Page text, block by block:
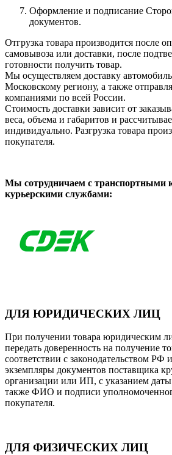
Оформление и подписание
документов.
Отгрузка товара производится после
самовывоза или доставки, после
готовности получить товар.
Мы осуществляем доставку
Московскому региону, а также
компаниями по всей России.
Стоимость доставки зависит от
веса, объема и габаритов и
индивидуально. Разгрузка товара
покупателя.
Мы сотрудничаем с транспортными
курьерскими службами:
ДЛЯ ЮРИДИЧЕСКИХ ЛИЦ
При получении товара юридическим
передать доверенность на получение
соответствии с законодательством РФ
экземпляры документов поставщика
организации или ИП, с указанием
также ФИО и подписи
покупателя.
ДЛЯ ФИЗИЧЕСКИХ ЛИЦ